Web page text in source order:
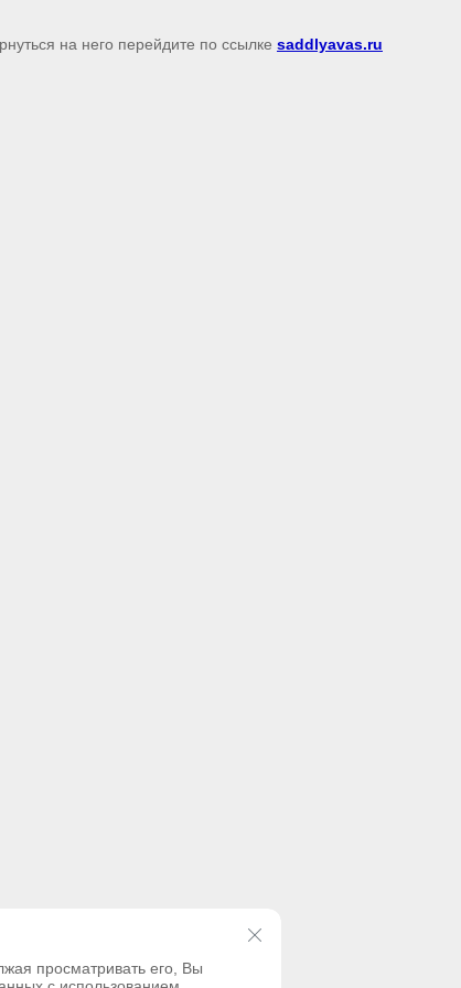
на него перейдите по ссылке saddlyavas.ru
просматривать его, Вы